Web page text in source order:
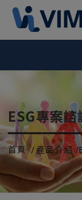
ESG專案
首頁 產品介紹
Cookie管理面板